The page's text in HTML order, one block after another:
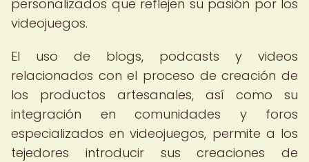
personalizados que reflejen su pasión por los
videojuegos.
El uso de blogs, podcasts y videos
relacionados con el proceso de creación de
los productos artesanales, así como su
integración en comunidades y foros
especializados en videojuegos, permite a los
tejedores introducir sus creaciones de